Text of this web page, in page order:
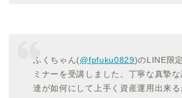
ふくちゃん(@fpfuku0829)のLINE限
ミナーを受講しました。丁寧な真摯
達が如何にして上手く資産運用出来